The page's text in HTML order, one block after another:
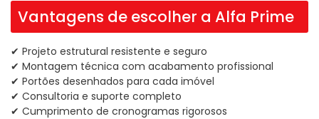
Vantagens de escolher a Alfa Prime
✔ Projeto estrutural resistente e seguro
✔ Montagem técnica com acabamento profissional
✔ Portões desenhados para cada imóvel
✔ Consultoria e suporte completo
✔ Cumprimento de cronogramas rigorosos